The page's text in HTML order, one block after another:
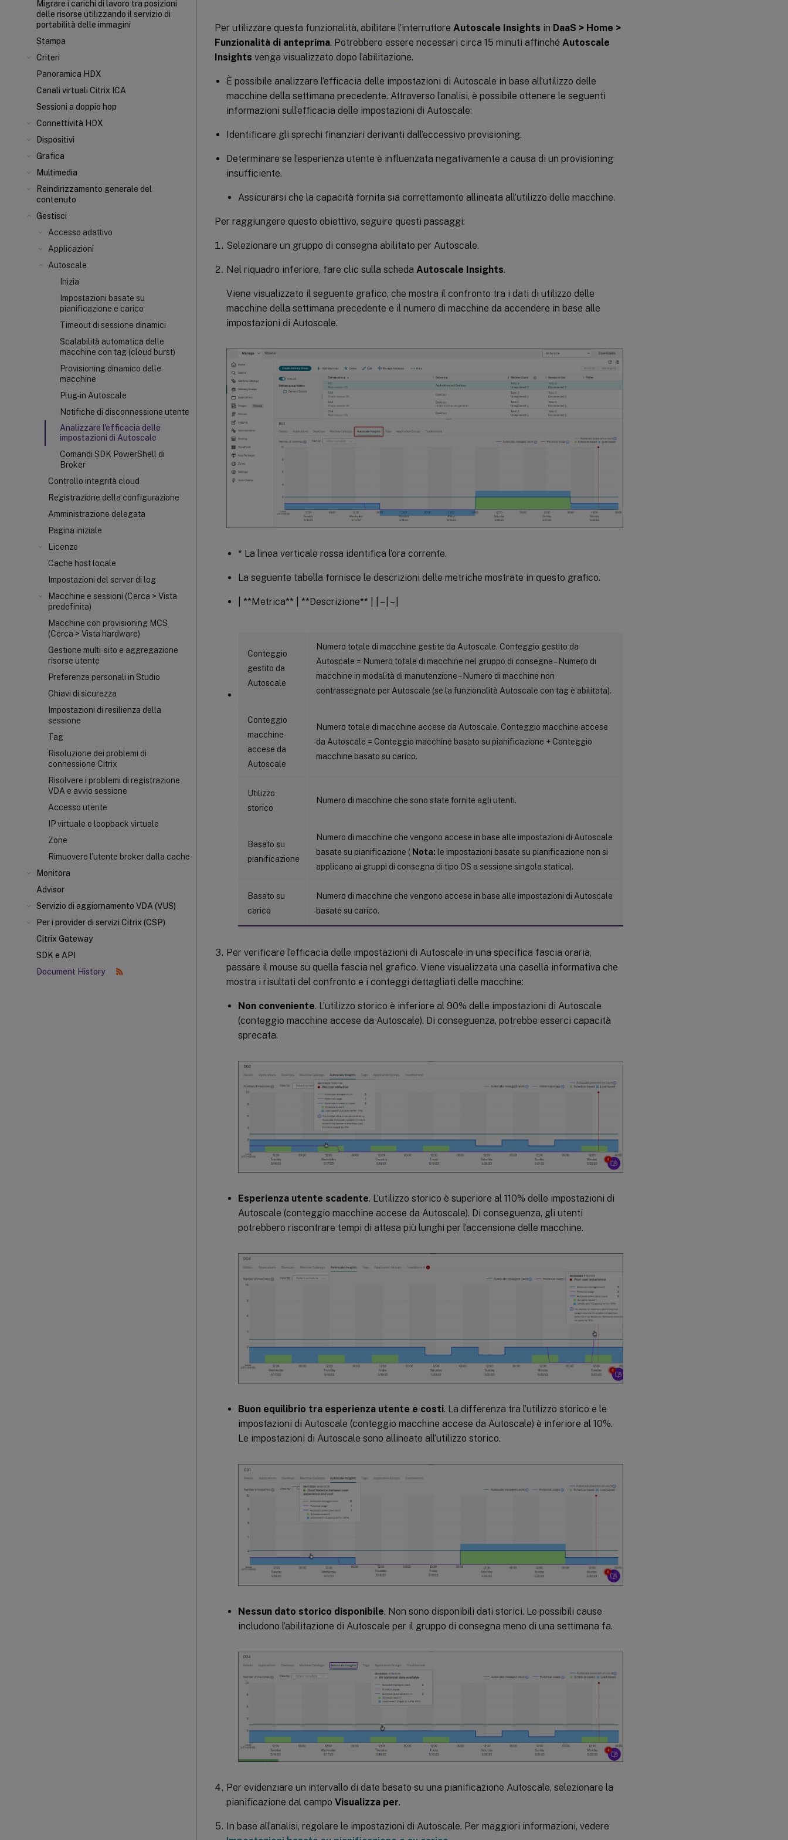
Migrare i carichi di lavoro tra posizioni
delle risorse utilizzando il servizio di
portabilità delle immagini
Stampa
Criteri
Panoramica HDX
Canali virtuali Citrix ICA
Sessioni a doppio hop
Connettività HDX
Dispositivi
Grafica
Multimedia
Reindirizzamento generale del
contenuto
Gestisci
Accesso adattivo
Applicazioni
Autoscale
Inizia
Impostazioni basate su
pianificazione e carico
Timeout di sessione dinamici
Scalabilità automatica delle
macchine con tag (cloud burst)
Provisioning dinamico delle
macchine
Plug-in Autoscale
Notifiche di disconnessione utente
Analizzare l'efficacia delle
impostazioni di Autoscale
Comandi SDK PowerShell di
Broker
Controllo integrità cloud
Registrazione della configurazione
Amministrazione delegata
Pagina iniziale
Licenze
Cache host locale
Impostazioni del server di log
Macchine e sessioni (Cerca > Vista
predefinita)
Macchine con provisioning MCS
(Cerca > Vista hardware)
Gestione multi-sito e aggregazione
risorse utente
Preferenze personali in Studio
Chiavi di sicurezza
Impostazioni di resilienza della
sessione
Tag
Risoluzione dei problemi di
connessione Citrix
Risolvere i problemi di registrazione
VDA e avvio sessione
Accesso utente
IP virtuale e loopback virtuale
Zone
Rimuovere l'utente broker dalla cache
Monitora
Advisor
Servizio di aggiornamento VDA (VUS)
Per i provider di servizi Citrix (CSP)
Citrix Gateway
SDK e API
Document History
Per utilizzare questa funzionalità, abilitare l’interruttore Autoscale Insights in DaaS > Home >
Funzionalità di anteprima. Potrebbero essere necessari circa 15 minuti affinché Autoscale
Insights venga visualizzato dopo l’abilitazione.
È possibile analizzare l’efficacia delle impostazioni di Autoscale in base all’utilizzo delle
macchine della settimana precedente. Attraverso l’analisi, è possibile ottenere le seguenti
informazioni sull’efficacia delle impostazioni di Autoscale:
Identificare gli sprechi finanziari derivanti dall’eccessivo provisioning.
Determinare se l’esperienza utente è influenzata negativamente a causa di un provisioning
insufficiente.
Assicurarsi che la capacità fornita sia correttamente allineata all’utilizzo delle macchine.
Per raggiungere questo obiettivo, seguire questi passaggi:
Selezionare un gruppo di consegna abilitato per Autoscale.
Nel riquadro inferiore, fare clic sulla scheda Autoscale Insights.
Viene visualizzato il seguente grafico, che mostra il confronto tra i dati di utilizzo delle
macchine della settimana precedente e il numero di macchine da accendere in base alle
impostazioni di Autoscale.
* La linea verticale rossa identifica l’ora corrente.
La seguente tabella fornisce le descrizioni delle metriche mostrate in questo grafico.
| **Metrica** | **Descrizione** | | – | – |
Conteggio
gestito da
Autoscale
Numero totale di macchine gestite da Autoscale. Conteggio gestito da
Autoscale = Numero totale di macchine nel gruppo di consegna – Numero di
macchine in modalità di manutenzione – Numero di macchine non
contrassegnate per Autoscale (se la funzionalità Autoscale con tag è abilitata).
Conteggio
macchine
accese da
Autoscale
Numero totale di macchine accese da Autoscale. Conteggio macchine accese
da Autoscale = Conteggio macchine basato su pianificazione + Conteggio
macchine basato su carico.
Utilizzo
storico
Numero di macchine che sono state fornite agli utenti.
Basato su
pianificazione
Numero di macchine che vengono accese in base alle impostazioni di Autoscale
basate su pianificazione ( Nota: le impostazioni basate su pianificazione non si
applicano ai gruppi di consegna di tipo OS a sessione singola statica).
Basato su
carico
Numero di macchine che vengono accese in base alle impostazioni di Autoscale
basate su carico.
Per verificare l’efficacia delle impostazioni di Autoscale in una specifica fascia oraria,
passare il mouse su quella fascia nel grafico. Viene visualizzata una casella informativa che
mostra i risultati del confronto e i conteggi dettagliati delle macchine:
Non conveniente. L’utilizzo storico è inferiore al 90% delle impostazioni di Autoscale
(conteggio macchine accese da Autoscale). Di conseguenza, potrebbe esserci capacità
sprecata.
Esperienza utente scadente. L’utilizzo storico è superiore al 110% delle impostazioni di
Autoscale (conteggio macchine accese da Autoscale). Di conseguenza, gli utenti
potrebbero riscontrare tempi di attesa più lunghi per l’accensione delle macchine.
Buon equilibrio tra esperienza utente e costi. La differenza tra l’utilizzo storico e le
impostazioni di Autoscale (conteggio macchine accese da Autoscale) è inferiore al 10%.
Le impostazioni di Autoscale sono allineate all’utilizzo storico.
Nessun dato storico disponibile. Non sono disponibili dati storici. Le possibili cause
includono l’abilitazione di Autoscale per il gruppo di consegna meno di una settimana fa.
Per evidenziare un intervallo di date basato su una pianificazione Autoscale, selezionare la
pianificazione dal campo Visualizza per.
In base all’analisi, regolare le impostazioni di Autoscale. Per maggiori informazioni, vedere